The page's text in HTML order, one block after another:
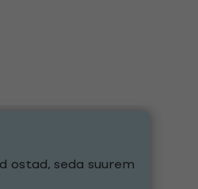
ostad, seda suurem